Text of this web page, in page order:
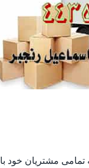
تمامی مشتریان خود با